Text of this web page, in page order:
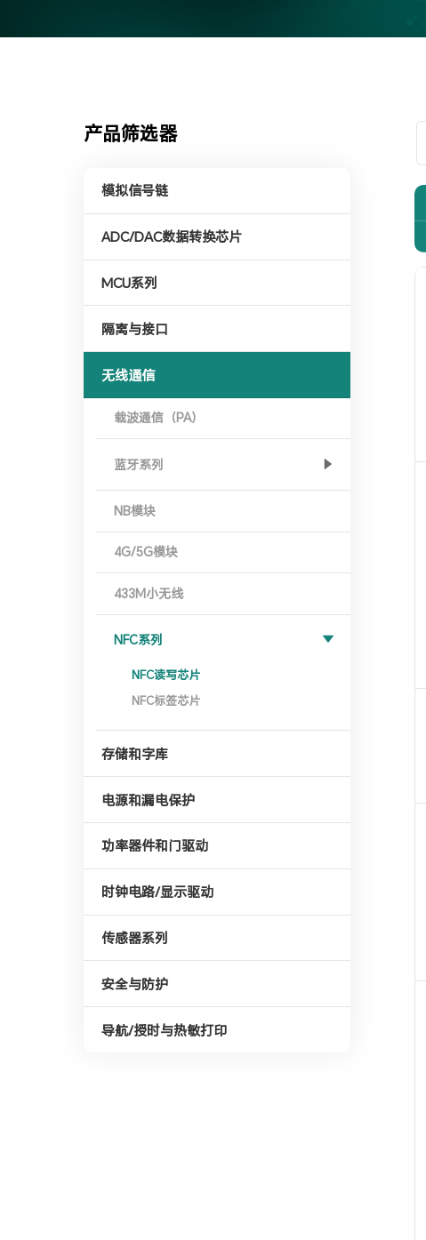
产品筛选器
模拟信号链
ADC/DAC数据转换芯片
MCU系列
隔离与接口
无线通信
载波通信（PA）
蓝牙系列
NB模块
4G/5G模块
433M小无线
NFC系列
NFC读写芯片
NFC标签芯片
存储和字库
电源和漏电保护
功率器件和门驱动
时钟电路/显示驱动
传感器系列
安全与防护
导航/授时与热敏打印